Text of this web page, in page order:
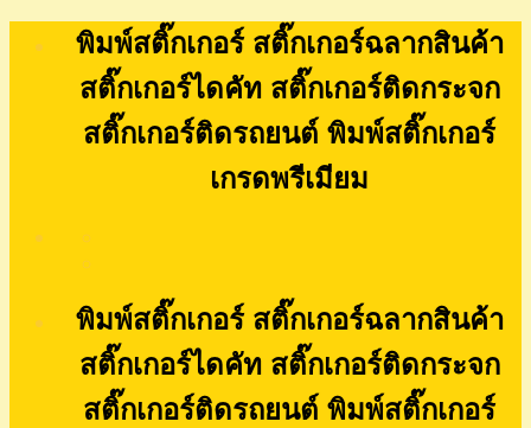
พิมพ์สติ๊กเกอร์ สติ๊กเกอร์ฉลากสินค้า
สติ๊กเกอร์ไดคัท สติ๊กเกอร์ติดกระจก
สติ๊กเกอร์ติดรถยนต์ พิมพ์สติ๊กเกอร์
เกรดพรีเมียม
พิมพ์สติ๊กเกอร์ สติ๊กเกอร์ฉลากสินค้า
สติ๊กเกอร์ไดคัท สติ๊กเกอร์ติดกระจก
สติ๊กเกอร์ติดรถยนต์ พิมพ์สติ๊กเกอร์